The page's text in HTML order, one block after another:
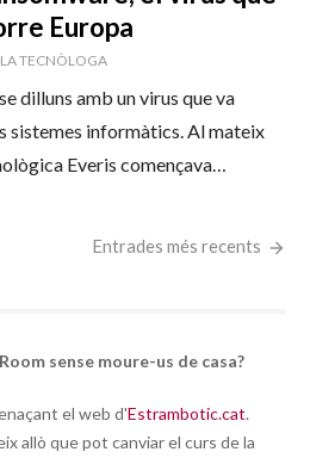
Europa
AUTOR
LA TECNÒLOGA
dilluns amb un virus que va
sistemes informàtics. Al mateix
Everis començava…
Entrades més recents
sense moure-us de casa?
el web d'Estrambotic.cat.
allò que pot canviar el curs de la